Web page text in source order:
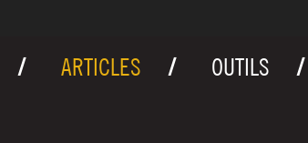
ARTICLES OUTILS